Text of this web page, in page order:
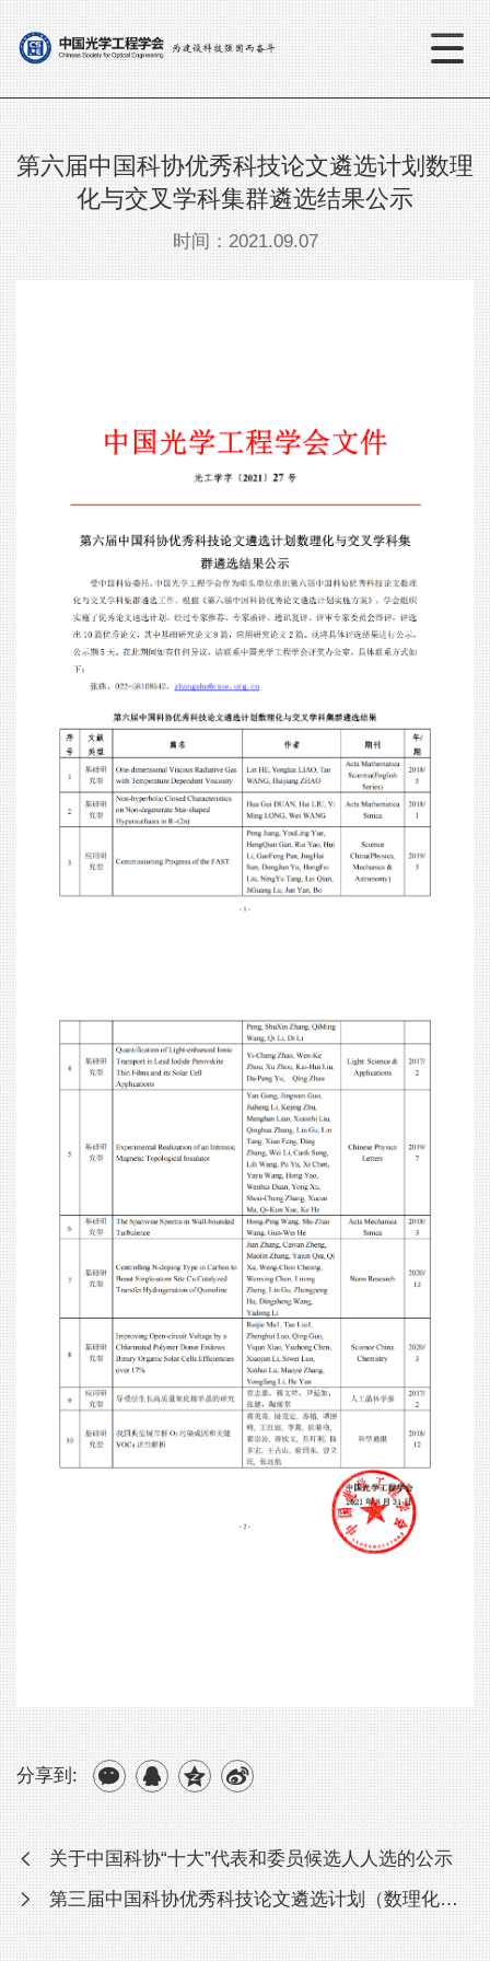
第六届中国科协优秀科技论文遴选计划数理
化与交叉学科集群遴选结果公示
时间：2021.09.07
分享到:
关于中国科协“十大”代表和委员候选人人选的公示
第三届中国科协优秀科技论文遴选计划（数理化与交叉学科集群）拟...